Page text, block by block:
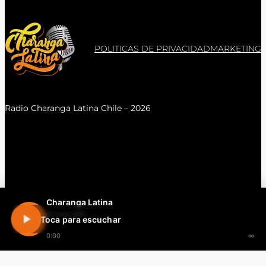
Charanga Latina
En vivo 24h
0:00 ∞
Toca para escuchar
POLITICAS DE PRIVACIDADMARKETING
Radio Charanga Latina Chile – 2026